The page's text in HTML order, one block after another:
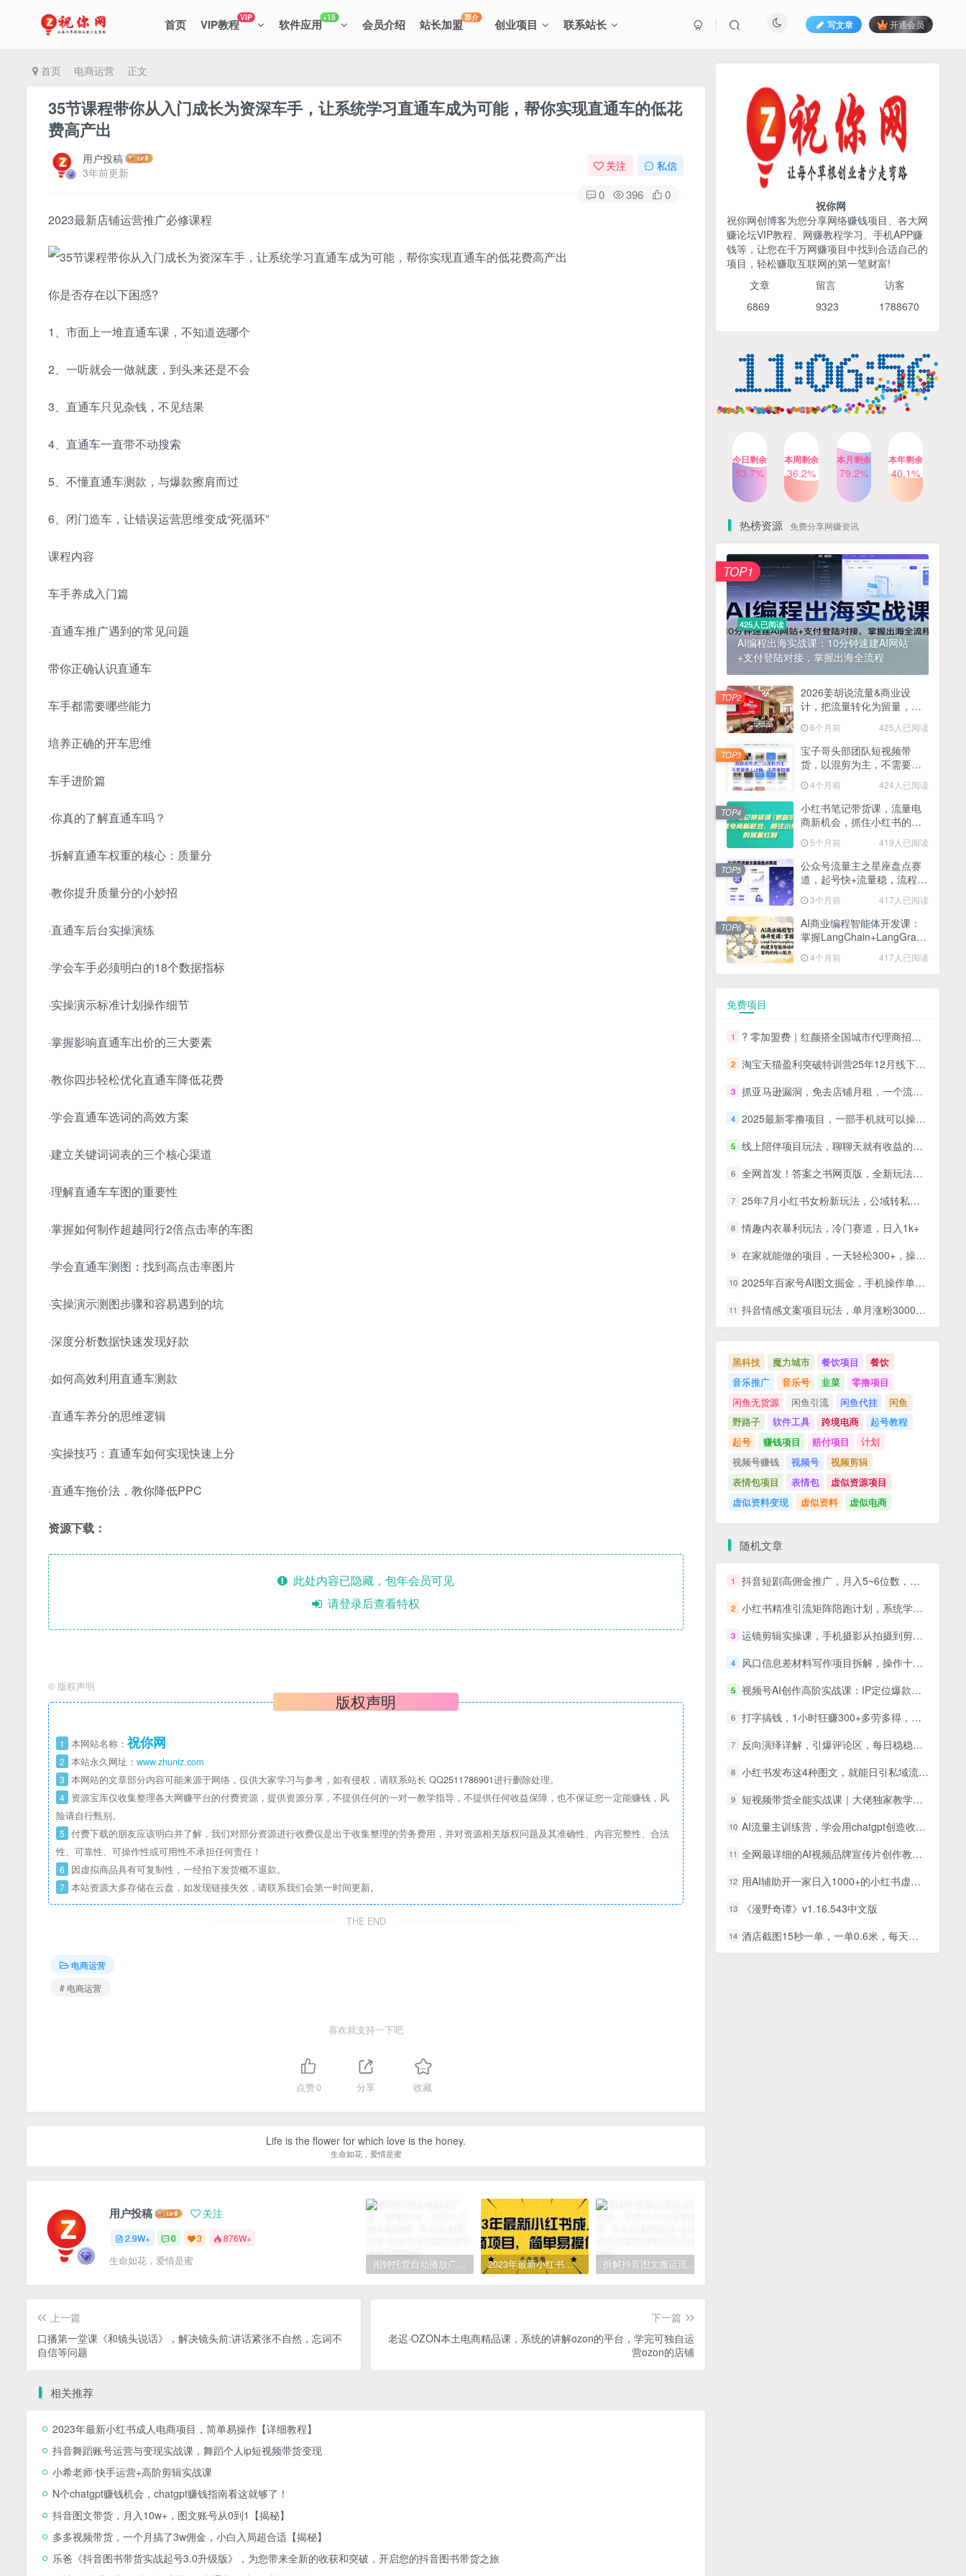
首页 VIP教程VIP 软件应用+15 会员介绍 站长加盟荐介 创业项目 联系站长 写文章 开通会员
首页 电商运营 正文
35节课程带你从入门成长为资深车手，让系统学习直通车成为可能，帮你实现直通车的低花
费高产出
用户投稿
3年前更新
关注 私信
0 396 0
2023最新店铺运营推广必修课程
你是否存在以下困惑?
1、市面上一堆直通车课，不知道选哪个
2、一听就会一做就废，到头来还是不会
3、直通车只见杂钱，不见结果
4、直通车一直带不动搜索
5、不懂直通车测款，与爆款擦肩而过
6、闭门造车，让错误运营思维变成“死循环”
课程内容
车手养成入门篇
·直通车推广遇到的常见问题
带你正确认识直通车
车手都需要哪些能力
培养正确的开车思维
车手进阶篇
·你真的了解直通车吗？
·拆解直通车权重的核心：质量分
·教你提升质量分的小妙招
·直通车后台实操演练
·学会车手必须明白的18个数据指标
·实操演示标准计划操作细节
·掌握影响直通车出价的三大要素
·教你四步轻松优化直通车降低花费
·学会直通车选词的高效方案
·建立关键词词表的三个核心渠道
·理解直通车车图的重要性
·掌握如何制作超越同行2倍点击率的车图
·学会直通车测图：找到高点击率图片
·实操演示测图步骤和容易遇到的坑
·深度分析数据快速发现好款
·如何高效利用直通车测款
·直通车养分的思维逻辑
·实操技巧：直通车如何实现快速上分
·直通车拖价法，教你降低PPC
资源下载：
此处内容已隐藏，包年会员可见
请登录后查看特权
© 版权声明
版权声明
1 本网站名称： 祝你网
2 本站永久网址： www.zhuniz.com
3 本网站的文章部分内容可能来源于网络，仅供大家学习与参考，如有侵权，请联系站长 QQ2511786901进行删除处理。
4 资源宝库仅收集整理各大网赚平台的付费资源，提供资源分享，不提供任何的一对一教学指导，不提供任何收益保障，也不保证您一定能赚钱，风
险请自行甄别。
5 付费下载的朋友应该明白并了解，我们对部分资源进行收费仅是出于收集整理的劳务费用，并对资源相关版权问题及其准确性、内容完整性、合法
性、可靠性、可操作性或可用性不承担任何责任！
6 因虚拟商品具有可复制性，一经拍下发货概不退款。
7 本站资源大多存储在云盘，如发现链接失效，请联系我们会第一时间更新。
THE END
电商运营
# 电商运营
喜欢就支持一下吧
点赞0 分享 收藏
Life is the flower for which love is the honey.
生命如花，爱情是蜜
用户投稿 关注
2.9W+ 0 3 876W+
生命如花，爱情是蜜 闹钟托管自动播放广告，单机5-10，无需人工操作 2023年最新小红书成人电商项目，简单易操作【详细教程】 拆解抖音图文搬运流量掘金，可日入小几百
上一篇
口播第一堂课《和镜头说话》，解决镜头前:讲话紧张不自然，忘词不
自信等问题
下一篇
老迟·OZON本土电商精品课，系统的讲解ozon的平台，学完可独自运
营ozon的店铺
相关推荐
2023年最新小红书成人电商项目，简单易操作【详细教程】
抖音舞蹈账号运营与变现实战课，舞蹈个人ip短视频带货变现
小希老师·快手运营+高阶剪辑实战课
N个chatgpt赚钱机会，chatgpt赚钱指南看这就够了！
抖音图文带货，月入10w+，图文账号从0到1【揭秘】
多多视频带货，一个月搞了3w佣金，小白入局超合适【揭秘】
乐爸《抖音图书带货实战起号3.0升级版》，为您带来全新的收获和突破，开启您的抖音图书带货之旅
425人已阅读
AI编程出海实战课：10分钟速建AI网站
+支付登陆对接，掌握出海全流程
TOP1
2026姜胡说流量&商业设
计，把流量转化为留量，设
计自己的商业模式
6个月前 425人已阅读
TOP2
货，以混剪为主，不需要真
小红书笔记带货课，流量电
商新机会，抓住小红书的流
量红利(更新26年2月)
5个月前 419人已阅读
TOP4
公众号流量主之星座盘点赛
3个月前
TOP5
AI商业编程智能体开发课：
掌握LangChain+LangGraph
构建多智能体协同架构的核
4个月前 417人已阅读
TOP6
1 ? 零加盟费｜红颜搭全国城市代理商招募正式启动！
2 淘宝天猫盈利突破特训营25年12月线下课，系统性的深度剖析电商企业经营之道，打造电商标准化运营体系
3 抓亚马逊漏洞，免去店铺月租，一个流量大竞争小，让你有机会成大卖的赛道
2025最新零撸项目，一部手机就可以操作，20秒一单，零投入纯薅羊毛，无门槛，一天200+【揭秘】
5 线上陪伴项目玩法，聊聊天就有收益的项目，一个月收益5000+
6 全网首发！答案之书网页版，全新玩法，搭配文档和网页，日入1k+零门槛小白首选副业
7 25年7月小红书女粉新玩法，公域转私域变现，日轻松变现2张+，5分钟简单复制好上手
8 情趣内衣暴利玩法，冷门赛道，日入1k+
9 在家就能做的项目，一天轻松300+，操作简单上手快
10 2025年百家号AI图文掘金，手机操作单号月入4-5位数，低门槛【附指令+工具】
抖音情感文案项目玩法，单月涨粉3000+，新手小白也能做
祝你网
祝你网创博客为您分享网络赚钱项目、各大网
赚论坛VIP教程、网赚教程学习、手机APP赚
钱等，让您在千万网赚项目中找到合适自己的
项目，轻松赚取互联网的第一笔财富!
文章 留言 访客
6869 9323 1788670
今日剩余
53.7%
本周剩余
36.2%
本月剩余
79.2%
本年剩余
40.1%
热榜资源 免费分享网赚资讯
425人已阅读
AI编程出海实战课：10分钟速建AI网站
+支付登陆对接，掌握出海全流程
TOP1
2026姜胡说流量&商业设
计，把流量转化为留量，设
6个月前 425人已阅读
TOP2
宝子哥头部团队短视频带
货，以混剪为主，不需要真
26年3月】
4个月前 424人已阅读
TOP3
小红书笔记带货课，流量电
商新机会，抓住小红书的流
5个月前 419人已阅读
TOP4
公众号流量主之星座盘点赛
道，起号快+流量稳，流程简
3个月前 417人已阅读
TOP5
AI商业编程智能体开发课：
掌握LangChain+LangGraph
心能力
4个月前 417人已阅读
TOP6
免费项目
1 ? 零加盟费｜红颜搭全国城市代理商招募正式启动！
2 淘宝天猫盈利突破特训营25年12月线下课，系统性的深度剖析电商企业经营之道，打造电商标准化运营体系
3 抓亚马逊漏洞，免去店铺月租，一个流量大竞争小，让你有机会成大卖的赛道
4 2025最新零撸项目，一部手机就可以操作，20秒一单，零投入纯薅羊毛，无门槛，一天200+【揭秘】
5 线上陪伴项目玩法，聊聊天就有收益的项目，一个月收益5000+
6 全网首发！答案之书网页版，全新玩法，搭配文档和网页，日入1k+零门槛小白首选副业
7 25年7月小红书女粉新玩法，公域转私域变现，日轻松变现2张+，5分钟简单复制好上手
8 情趣内衣暴利玩法，冷门赛道，日入1k+
9 在家就能做的项目，一天轻松300+，操作简单上手快
10 2025年百家号AI图文掘金，手机操作单号月入4-5位数，低门槛【附指令+工具】
11 抖音情感文案项目玩法，单月涨粉3000+，新手小白也能做
黑科技 魔力城市 餐饮项目
餐饮
音乐推广
音乐号 韭菜
零撸项目
闲鱼无货源
闲鱼引流 闲鱼代挂
闲鱼
野路子
软件工具 跨境电商
起号教程
起号
赚钱项目 赔付项目
计划
视频号赚钱
视频号
视频剪辑
表情包项目
表情包
虚似资源项目
虚似资料变现
虚似资料 虚似电商
随机文章
1 抖音短剧高佣金推广，月入5~6位数，小白无压力
2 小红书精准引流矩阵陪跑计划，系统学习小红书引流玩法，免费矩阵式引流，付费投流广告
3 运镜剪辑实操课，手机摄影从拍摄到剪辑户外实战教学，一部手机完成拍摄剪辑制作
4 风口信息差材料写作项目拆解，操作十分钟0成本日入500+，简单操作当天…
5 视频号AI创作高阶实战课：IP定位爆款逻辑拆解，万能提示词多题材视频制作
6 打字搞钱，1小时狂赚300+多劳多得，有手就能做！
7 反向演绎详解，引爆评论区，每日稳稳收益200+，2023最后一个全民项目【揭秘】
8 小红书发布这4种图文，就能日引私域流量100+
9 短视频带货全能实战课｜大佬独家教学，真人出镜+实拍+投放全流程，快手+抖音双赛道全覆盖
10 AI流量主训练营，学会用chatgpt创造收益，一个AI指令就是自动赚钱机器
11 全网最详细的AI视频品牌宣传片创作教程，从脚本生成、图像制作到视频合成的全链条实操
12 用AI辅助开一家日入1000+的小红书虚拟店铺，布局搜索流量长期稳定变现【揭秘】
13 《漫野奇谭》v1.16.543中文版
14 酒店截图15秒一单，一单0.6米，每天任务无上限，全网首发可矩阵单日收益3张【揭秘】